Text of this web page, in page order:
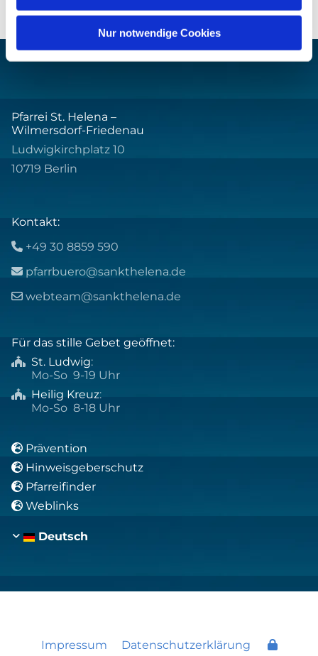
Nur notwendige Cookies
Pfarrei St. Helena –
Wilmersdorf-Friedenau
Ludwigkirchplatz 10
10719 Berlin
Kontakt:
 +49 30 8859 590
 pfarrbuero@sankthelena.de
 webteam@sankthelena.de
Für das stille Gebet geöffnet:
 St. Ludwig:
Mo-So 9-19 Uhr
 Heilig Kreuz:
Mo-So 8-18 Uhr
 Prävention
 Hinweisgeberschutz
 Pfarreifinder
 Weblinks
Deutsch
Impressum Datenschutzerklärung